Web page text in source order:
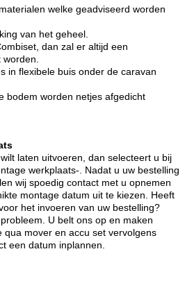
welke geadviseerd worden
van het geheel.
dan zal er altijd een
in flexibele buis onder de caravan
bodem worden netjes afgedicht
laten uitvoeren, dan selecteert u bij
werkplaats-. Nadat u uw bestelling
wij spoedig contact met u opnemen
montage datum uit te kiezen. Heeft
het invoeren van uw bestelling?
U belt ons op en maken
qua mover en accu set vervolgens
een datum inplannen.